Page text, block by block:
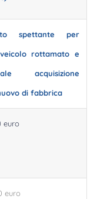
spettante per
rottamato e
acquisizione
di fabbrica
euro
euro